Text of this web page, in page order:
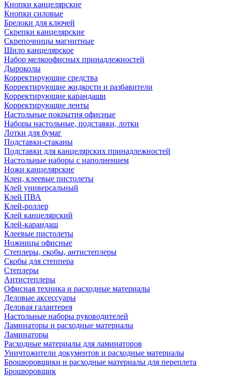
Кнопки канцелярские
Кнопки силовые
Брелоки для ключей
Скрепки канцелярские
Скрепочницы магнитные
Шило канцелярское
Набор мелкоофисных принадлежностей
Дыроколы
Корректирующие средства
Корректирующие жидкости и разбавители
Корректирующие карандаши
Корректирующие ленты
Настольные покрытия офисные
Наборы настольные, подставки, лотки
Лотки для бумаг
Подставки-стаканы
Подставки для канцелярских принадлежностей
Настольные наборы с наполнением
Ножи канцелярские
Клеи, клеевые пистолеты
Клей универсальный
Клей ПВА
Клей-роллер
Клей канцелярский
Клей-карандаш
Клеевые пистолеты
Ножницы офисные
Степлеры, скобы, антистеплеры
Скобы для степпера
Степлеры
Антистеплеры
Офисная техника и расходные материалы
Деловые аксессуары
Деловая галантерея
Настольные наборы руководителей
Ламинаторы и расходные материалы
Ламинаторы
Расходные материалы для ламинаторов
Уничтожители документов и расходные материалы
Брошюровщики и расходные материалы для переплета
Брошюровщик